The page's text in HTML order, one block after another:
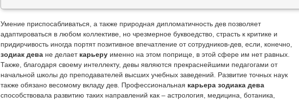
Умение приспосабливаться, а также природная дипломатичность дев позволяет
адаптироваться в любом коллективе, но чрезмерное буквоедство, страсть к критике и
придирчивость иногда портят позитивное впечатление от сотрудников-дев, если, конечно,
зодиак дева не делает карьеру именно на этом поприще, в этой сфере им нет равных.
Также, благодаря своему интеллекту, девы являются прекраснейшими педагогами от
начальной школы до преподавателей высших учебных заведений. Развитие точных наук
также обязано весомому вкладу дев. Профессиональная карьера зодиака дева
способствовала развитию таких направлений как – астрология, медицина, ботаника,